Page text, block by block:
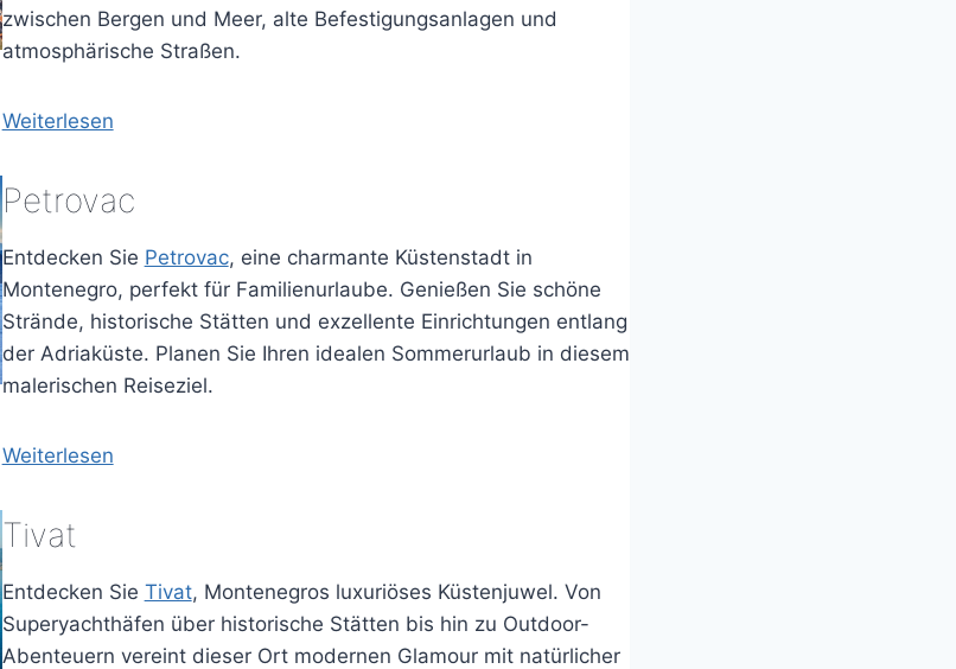
zwischen Bergen und Meer, alte Befestigungsanlagen und
atmosphärische Straßen.
Weiterlesen
Petrovac
Entdecken Sie Petrovac, eine charmante Küstenstadt in
Montenegro, perfekt für Familienurlaube. Genießen Sie schöne
Strände, historische Stätten und exzellente Einrichtungen entlang
der Adriaküste. Planen Sie Ihren idealen Sommerurlaub in diesem
malerischen Reiseziel.
Weiterlesen
Tivat
Entdecken Sie Tivat, Montenegros luxuriöses Küstenjuwel. Von
Superyachthäfen über historische Stätten bis hin zu Outdoor-
Abenteuern vereint dieser Ort modernen Glamour mit natürlicher